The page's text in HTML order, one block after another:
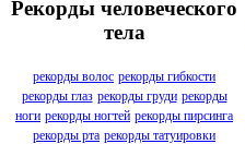
Рекорды человеческого
тела
рекорды волос рекорды гибкости
рекорды глаз рекорды груди рекорды
ноги рекорды ногтей рекорды пирсинга
рекорды рта рекорды татуировки